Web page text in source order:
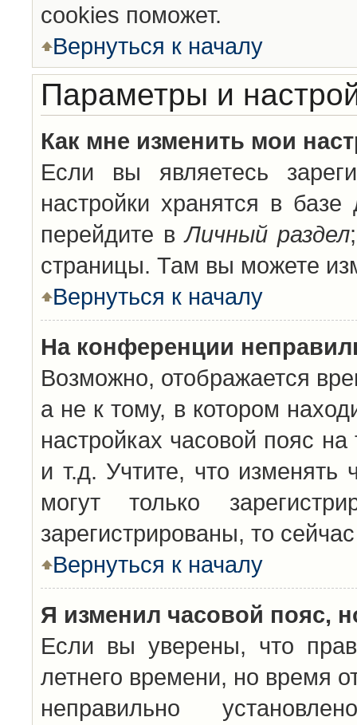
cookies поможет.
Вернуться к началу
Параметры и
Как мне изменить мои
Если вы являетесь
настройки хранятся в
перейдите вЛичный раздел
страницы. Там вы можете
Вернуться к началу
На конференции
Возможно, отображается
а не к тому, в котором
настройках часовой пояс
и т.д. Учтите, что изменять
могут только
зарегистрированы, то
Вернуться к началу
Я изменил часовой пояс,
Если вы уверены, что
летнего времени, но время
неправильно